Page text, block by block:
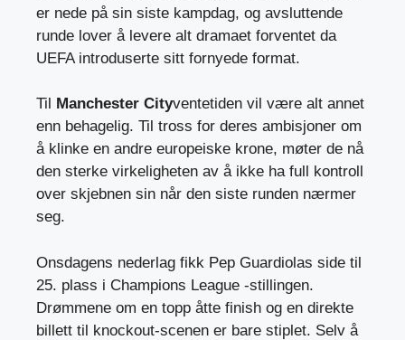
er nede på sin siste kampdag, og avsluttende
runde lover å levere alt dramaet forventet da
UEFA introduserte sitt fornyede format.
Til Manchester Cityventetiden vil være alt annet
enn behagelig. Til tross for deres ambisjoner om
å klinke en andre europeiske krone, møter de nå
den sterke virkeligheten av å ikke ha full kontroll
over skjebnen sin når den siste runden nærmer
seg.
Onsdagens nederlag fikk Pep Guardiolas side til
25. plass i Champions League -stillingen.
Drømmene om en topp åtte finish og en direkte
billett til knockout-scenen er bare stiplet. Selv å